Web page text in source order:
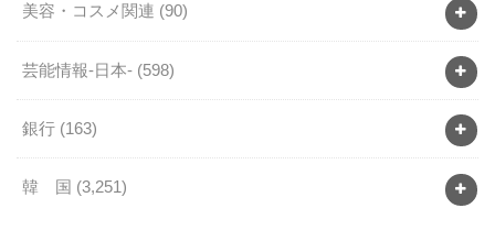
美容・コスメ関連 (90)
芸能情報-日本- (598)
銀行 (163)
韓 国 (3,251)